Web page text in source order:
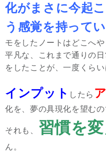
化がまさに今起
う感覚を持って
モをしたノートはどこへ
平凡な、これまで通りの
をしたことが、一度くら
インプット したら
化を、夢の具現化を望む
それも、 習慣を
ん。